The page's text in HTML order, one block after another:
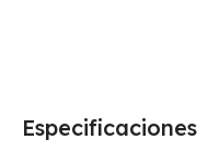
Especificaciones